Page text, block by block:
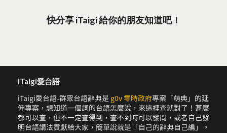
快分享 iTaigi 給你的朋友知道吧！
iTaigi愛台語
iTaigi愛台語-群眾台語辭典是 g0v 零時政府專案「萌典」的延
伸專案，想知道一個詞的台語怎麼說，來這裡查就對了！甚麼
都可以查，但不一定查得到，查不到時可以發問，或者自己發
明台語講法貢獻給大家，簡單說就是「自己的辭典自己編」。